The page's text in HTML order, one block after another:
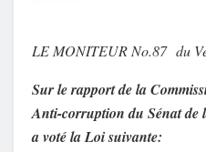
LE MONITEUR No.87 du
Sur le rapport de la
Anti-corruption du Sénat de
a voté la Loi suivante: